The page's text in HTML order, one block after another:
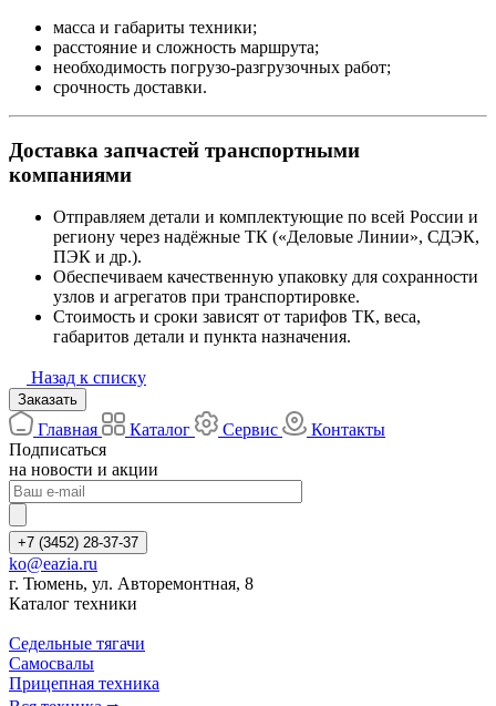
масса и габариты техники;
расстояние и сложность маршрута;
необходимость погрузо-разгрузочных работ;
срочность доставки.
Доставка запчастей транспортными
компаниями
Отправляем детали и комплектующие по всей России и
региону через надёжные ТК («Деловые Линии», СДЭК,
ПЭК и др.).
Обеспечиваем качественную упаковку для сохранности
узлов и агрегатов при транспортировке.
Стоимость и сроки зависят от тарифов ТК, веса,
габаритов детали и пункта назначения.
Назад к списку
Заказать
Главная Каталог Сервис
Контакты
Подписаться
на новости и акции
+7 (3452) 28-37-37
ko@eazia.ru
г. Тюмень, ул. Авторемонтная, 8
Каталог техники
Седельные тягачи
Самосвалы
Прицепная техника